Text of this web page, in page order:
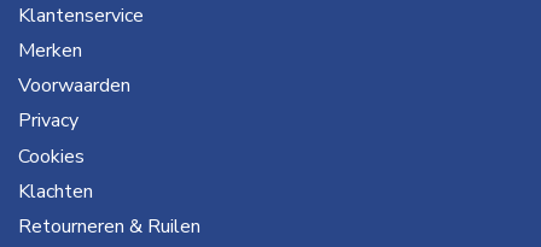
Klantenservice
Merken
Voorwaarden
Privacy
Cookies
Klachten
Retourneren & Ruilen